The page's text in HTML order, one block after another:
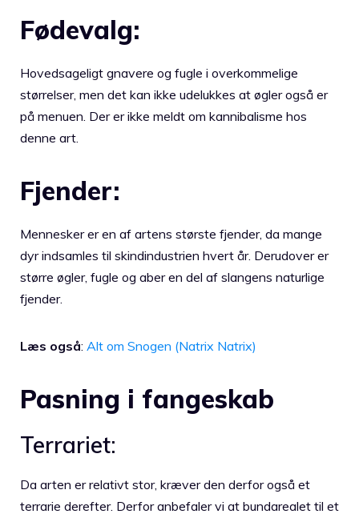
Fødevalg:
Hovedsageligt gnavere og fugle i overkommelige
størrelser, men det kan ikke udelukkes at øgler også er
på menuen. Der er ikke meldt om kannibalisme hos
denne art.
Fjender:
Mennesker er en af artens største fjender, da mange
dyr indsamles til skindindustrien hvert år. Derudover er
større øgler, fugle og aber en del af slangens naturlige
fjender.
Læs også: Alt om Snogen (Natrix Natrix)
Pasning i fangeskab
Terrariet:
Da arten er relativt stor, kræver den derfor også et
terrarie derefter. Derfor anbefaler vi at bundarealet til et